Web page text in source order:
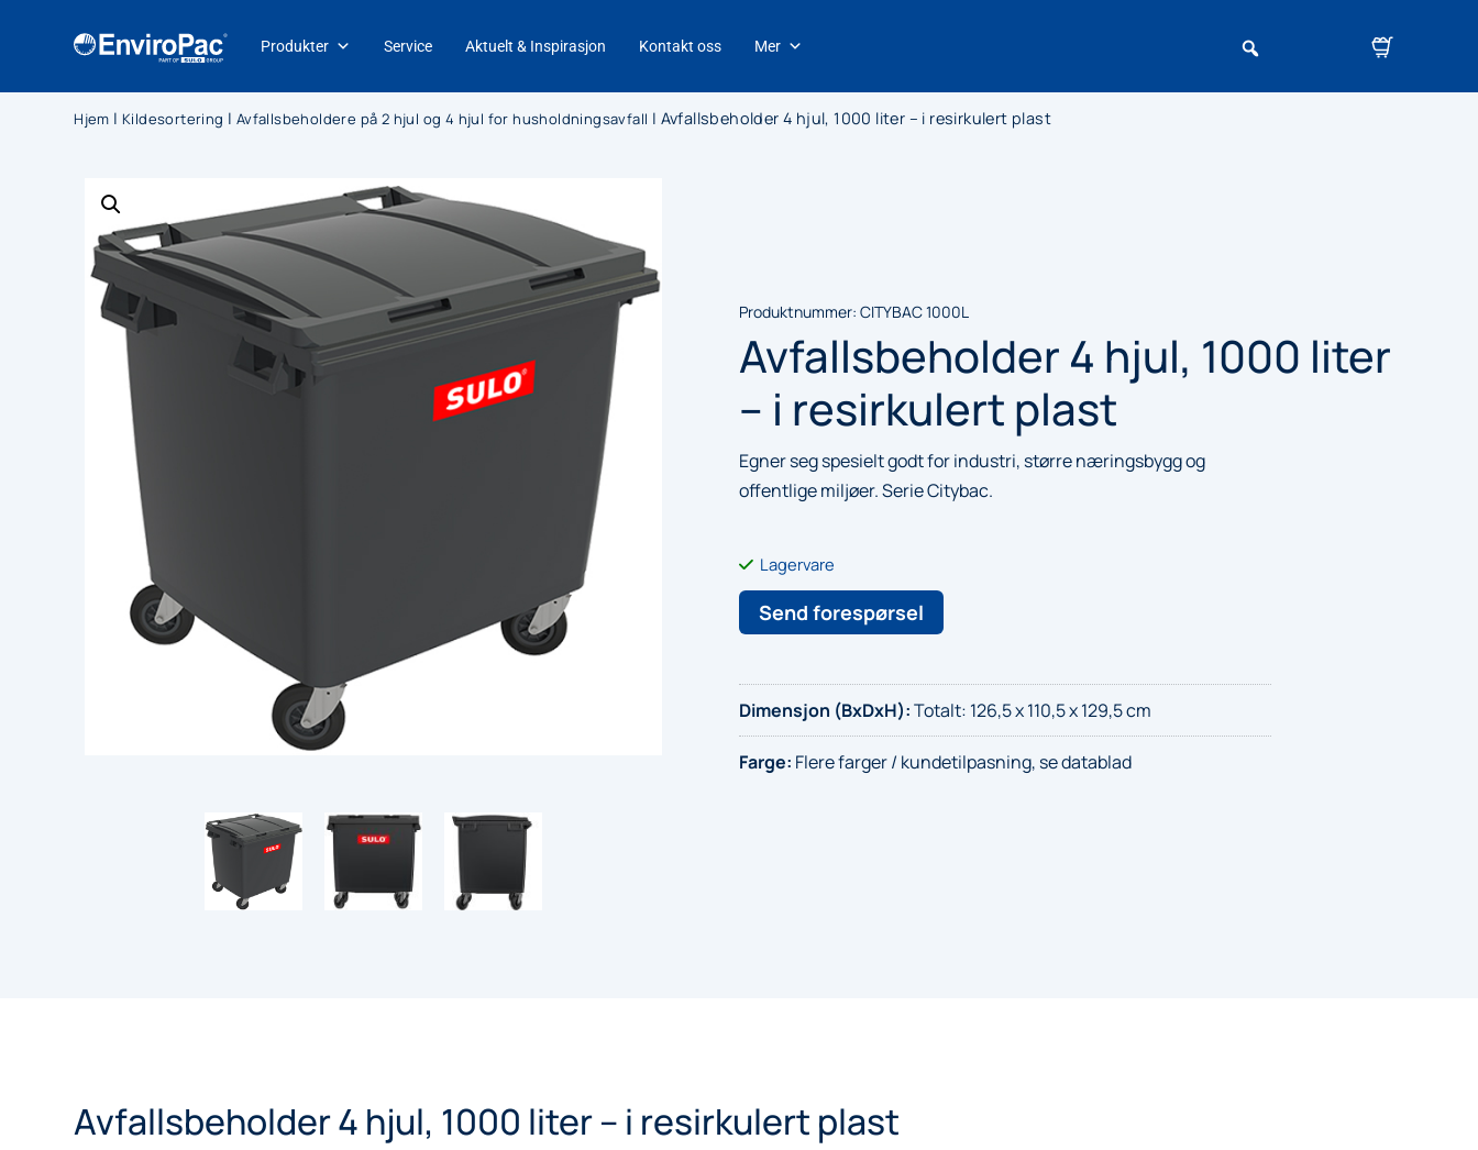
Produkter Service Aktuelt & Inspirasjon Kontakt oss Mer
Hjem | Kildesortering | Avfallsbeholdere på 2 hjul og 4 hjul for husholdningsavfall | Avfallsbeholder 4 hjul, 1000 liter – i resirkulert plast
Produktnummer: CITYBAC 1000L
Avfallsbeholder 4 hjul, 1000 liter
– i resirkulert plast
Egner seg spesielt godt for industri, større næringsbygg og
offentlige miljøer. Serie Citybac.
Lagervare
Send forespørsel
Dimensjon (BxDxH):Totalt: 126,5 x 110,5 x 129,5 cm
Farge: Flere farger / kundetilpasning, se datablad
Avfallsbeholder 4 hjul, 1000 liter – i resirkulert plast